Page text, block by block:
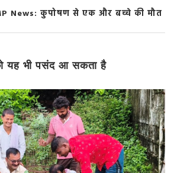
News: कुपोषण से एक और बच्चे की मौत
यह भी पसंद आ सकता है